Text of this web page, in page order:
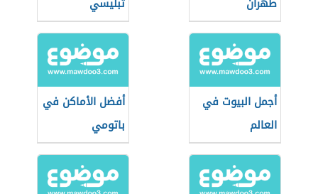
أجمل البيوت في
العالم
أفضل الأماكن في
باتومي